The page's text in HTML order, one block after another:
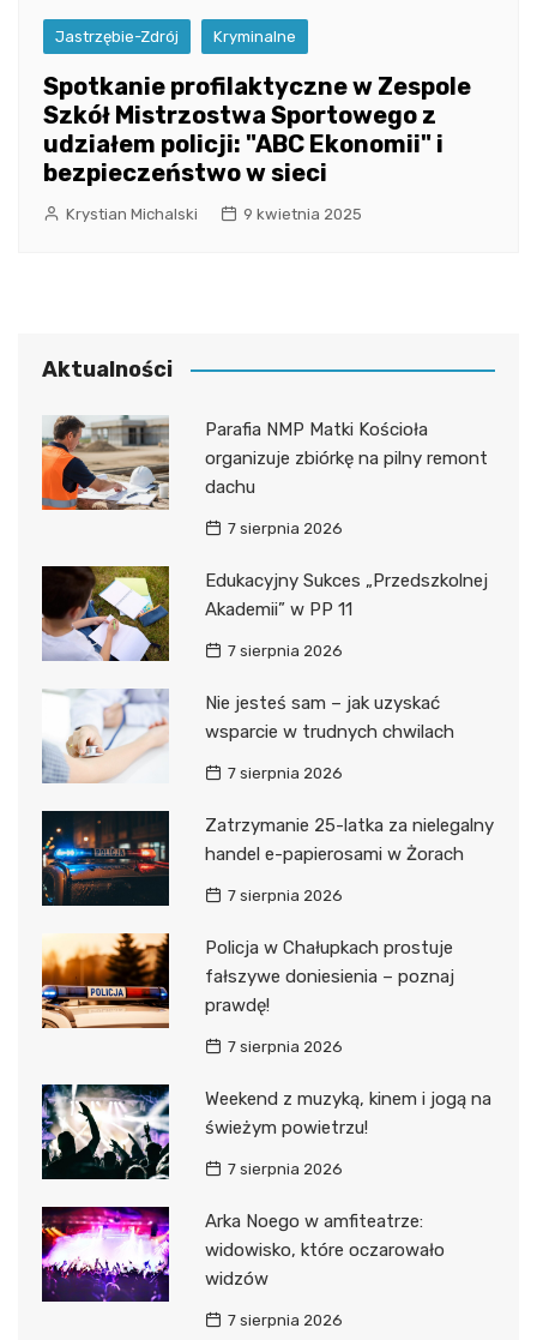
Jastrzębie-Zdrój Kryminalne
Spotkanie profilaktyczne w Zespole
Szkół Mistrzostwa Sportowego z
udziałem policji: "ABC Ekonomii" i
bezpieczeństwo w sieci
Krystian Michalski 9 kwietnia 2025
Aktualności
Parafia NMP Matki Kościoła
organizuje zbiórkę na pilny remont
dachu
7 sierpnia 2026
Edukacyjny Sukces „Przedszkolnej
Akademii” w PP 11
7 sierpnia 2026
Nie jesteś sam – jak uzyskać
wsparcie w trudnych chwilach
7 sierpnia 2026
Zatrzymanie 25-latka za nielegalny
handel e-papierosami w Żorach
7 sierpnia 2026
Policja w Chałupkach prostuje
fałszywe doniesienia – poznaj
prawdę!
7 sierpnia 2026
Weekend z muzyką, kinem i jogą na
świeżym powietrzu!
7 sierpnia 2026
Arka Noego w amfiteatrze:
widowisko, które oczarowało
widzów
7 sierpnia 2026